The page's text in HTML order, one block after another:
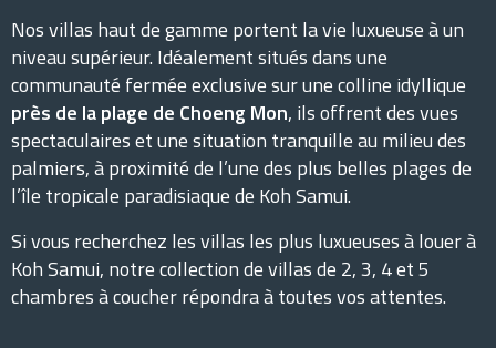
Nos villas haut de gamme portent la vie luxueuse à un
niveau supérieur. Idéalement situés dans une
communauté fermée exclusive sur une colline idyllique
près de la plage de Choeng Mon, ils offrent des vues
spectaculaires et une situation tranquille au milieu des
palmiers, à proximité de l’une des plus belles plages de
l’île tropicale paradisiaque de Koh Samui.
Si vous recherchez les villas les plus luxueuses à louer à
Koh Samui, notre collection de villas de 2, 3, 4 et 5
chambres à coucher répondra à toutes vos attentes.